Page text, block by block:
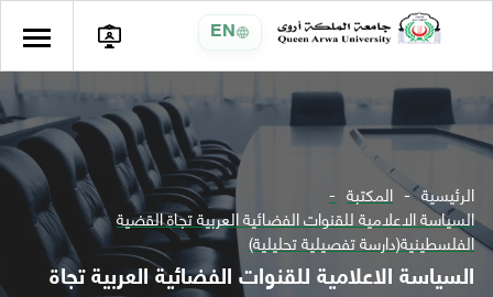
EN
الرئيسية المكتبة
السياسة الاعلامية للقنوات الفضائية العربية تجاة القضية
الفلسطينية(دارسة تفصيلية تحليلية)
السياسة الاعلامية للقنوات الفضائية العربية تجاة